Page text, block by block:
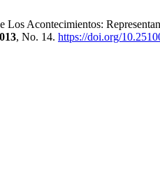
Los Acontecimientos:
, No. 14. https://doi.org/